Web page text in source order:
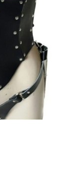
греческие кожаные
выкройка кожаная